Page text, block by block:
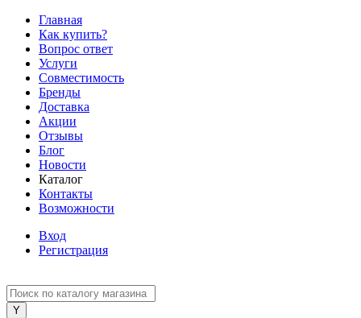
Главная
Как купить?
Вопрос ответ
Услуги
Совместимость
Бренды
Доставка
Акции
Отзывы
Блог
Новости
Каталог
Контакты
Возможности
Вход
Регистрация